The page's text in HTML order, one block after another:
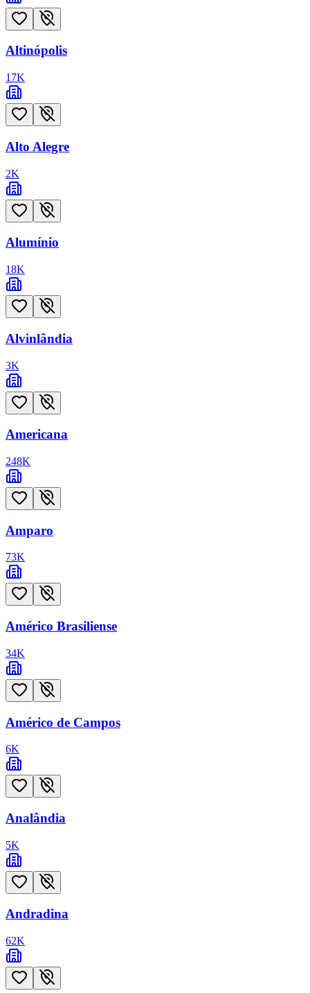
Altinópolis
17K
Alto Alegre
2K
Alumínio
18K
Alvinlândia
3K
Americana
248K
Amparo
73K
Américo Brasiliense
34K
Américo de Campos
6K
Analândia
5K
Andradina
62K